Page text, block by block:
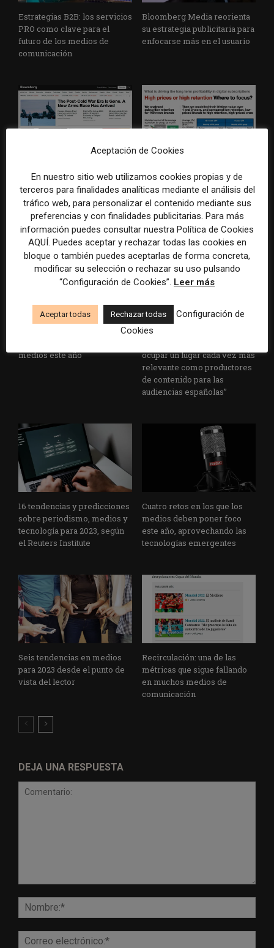
Estrategias B2B: los servicios
PRO como clave para el
futuro de los medios de
comunicación
Bloomberg Media reorienta
su estrategia publicitaria para
enfocarse más en el usuario
informativos y una nueva
estrategia disparan las
suscripciones y los ingresos
en Bloomberg Media
suscriptores genera más
rentabilidad que unos precios
altos, según una investigación
de INMA
medios este año
Javier Petersen (El Cronista,
ocupar un lugar cada vez más
relevante como productores
de contenido para las
audiencias españolas”
16 tendencias y predicciones
sobre periodismo, medios y
tecnología para 2023, según
el Reuters Institute
Cuatro retos en los que los
medios deben poner foco
este año, aprovechando las
tecnologías emergentes
Seis tendencias en medios
para 2023 desde el punto de
vista del lector
Recirculación: una de las
métricas que sigue fallando
en muchos medios de
comunicación
DEJA UNA RESPUESTA
Aceptación de Cookies
En nuestro sitio web utilizamos cookies propias y de
terceros para finalidades analíticas mediante el análisis del
tráfico web, para personalizar el contenido mediante sus
preferencias y con finalidades publicitarias. Para más
información puedes consultar nuestra Política de Cookies
AQUÍ. Puedes aceptar y rechazar todas las cookies en
bloque o también puedes aceptarlas de forma concreta,
modificar su selección o rechazar su uso pulsando
“Configuración de Cookies”. Leer más
Aceptar todas Rechazar todas
Configuración de
Cookies